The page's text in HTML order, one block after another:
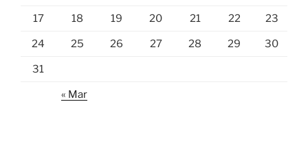
17 18 19 20 21 22 23
24 25 26 27 28 29 30
31
« Mar